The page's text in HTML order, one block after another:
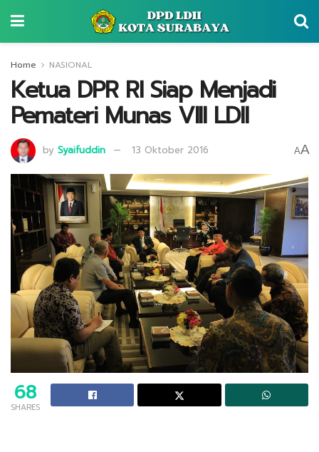
Home NASIONAL
Ketua DPR RI Siap Menjadi
Pemateri Munas VIII LDII
by Syaifuddin 13 Oktober 2016 AA
68
SHARES